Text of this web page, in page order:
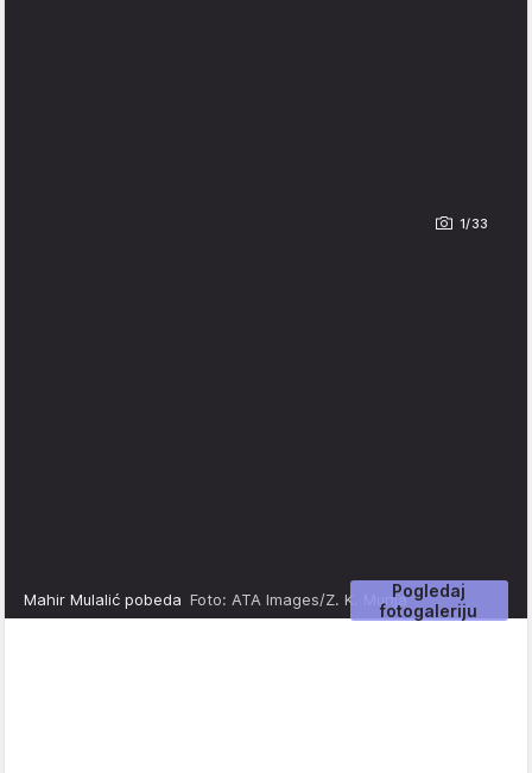
1/33
Pogledaj
fotogaleriju
Mahir Mulalić pobeda Foto: ATA Images/Z. K. Munja